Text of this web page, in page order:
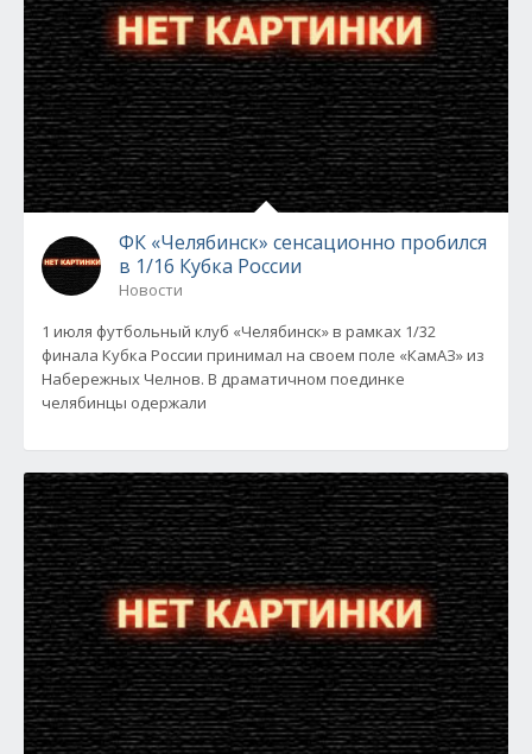
ФК «Челябинск» сенсационно пробился
в 1/16 Кубка России
Новости
1 июля футбольный клуб «Челябинск» в рамках 1/32
финала Кубка России принимал на своем поле «КамАЗ» из
Набережных Челнов. В драматичном поединке
челябинцы одержали